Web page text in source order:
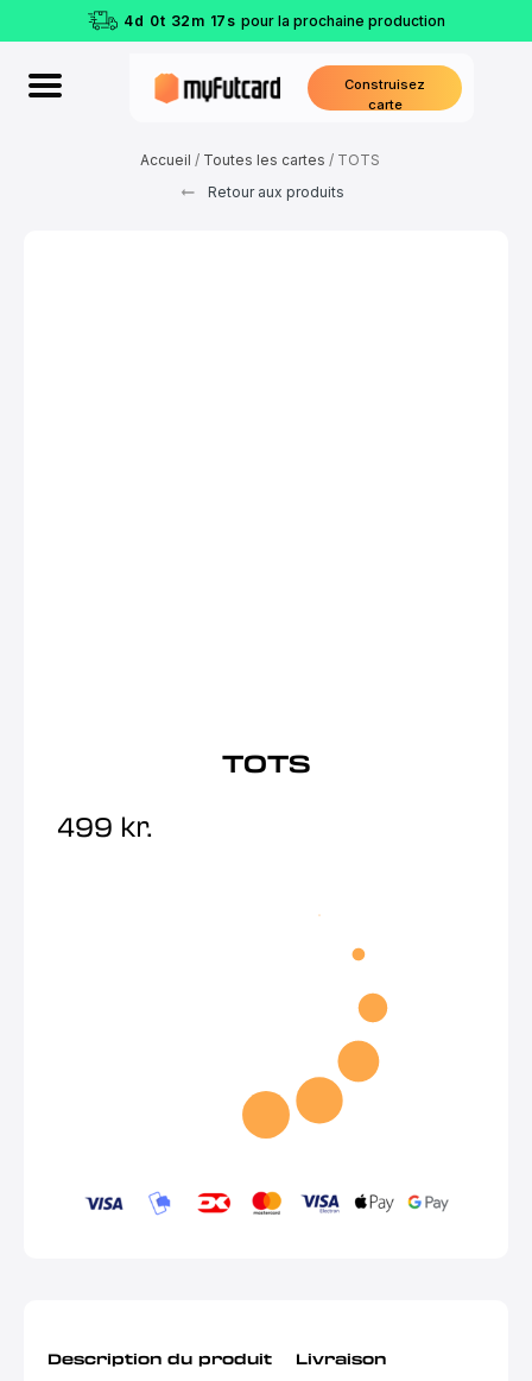
4d 0t 32 m 17 s pour la prochaine production
Construisez
carte
Accueil / Toutes les cartes / TOTS
Retour aux produits
TOTS
499 kr.
Description du produit Livraison